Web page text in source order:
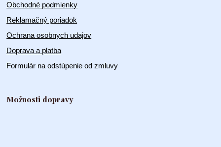
Obchodné podmienky
Reklamačný poriadok
Ochrana osobnych udajov
Doprava a platba
Formulár na odstúpenie od zmluvy
Možnosti dopravy